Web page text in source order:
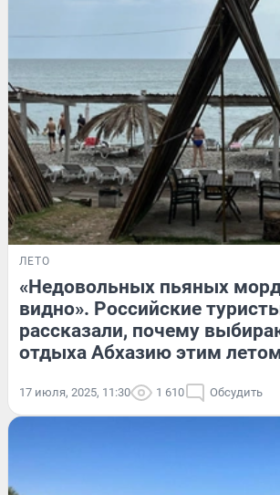
ЛЕТО
«Недовольных пьяных
видно». Российские
рассказали, почему
отдыха Абхазию этим
17 июля, 2025, 11:30 1 610 Обсудить